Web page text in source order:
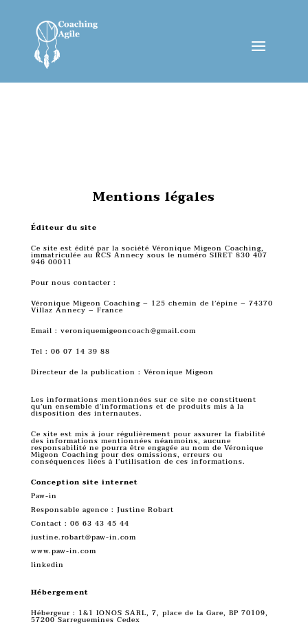
Mentions légales
Éditeur du site
Ce site est édité par la société Véronique Migeon Coaching,
immatriculée au RCS Annecy sous le numéro SIRET 830 407
946 00011
Pour nous contacter :
Véronique Migeon Coaching – 125 chemin de l’épine – 74370
Villaz Annecy – France
Email : veroniquemigeoncoach@gmail.com
Tel : 06 07 14 39 88
Directeur de la publication : Véronique Migeon
Les informations mentionnées sur ce site ne constituent
qu’un ensemble d’informations et de produits mis à la
disposition des internautes.
Ce site est mis à jour régulièrement pour assurer la fiabilité
des informations mentionnées néanmoins, aucune
responsabilité ne pourra être engagée au nom de Véronique
Migeon Coaching pour des omissions, erreurs ou
conséquences liées à l’utilisation de ces informations.
Conception site internet
Paw-in
Responsable agence : Justine Robart
Contact : 06 63 43 45 44
justine.robart@paw-in.com
www.paw-in.com
linkedin
Hébergement
Hébergeur : 1&1 IONOS SARL, 7, place de la Gare, BP 70109,
57200 Sarreguemines Cedex